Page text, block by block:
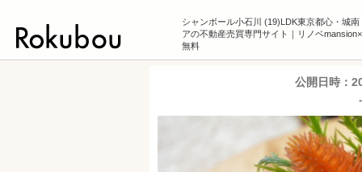
シャンボール小石川 (19)LDK東京都心・城南
アの不動産売買専門サイト｜リノベ
無料
公開日時：